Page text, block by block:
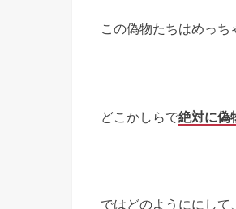
この偽物たちはめっち
どこかしらで絶対に偽
ではどのようににして